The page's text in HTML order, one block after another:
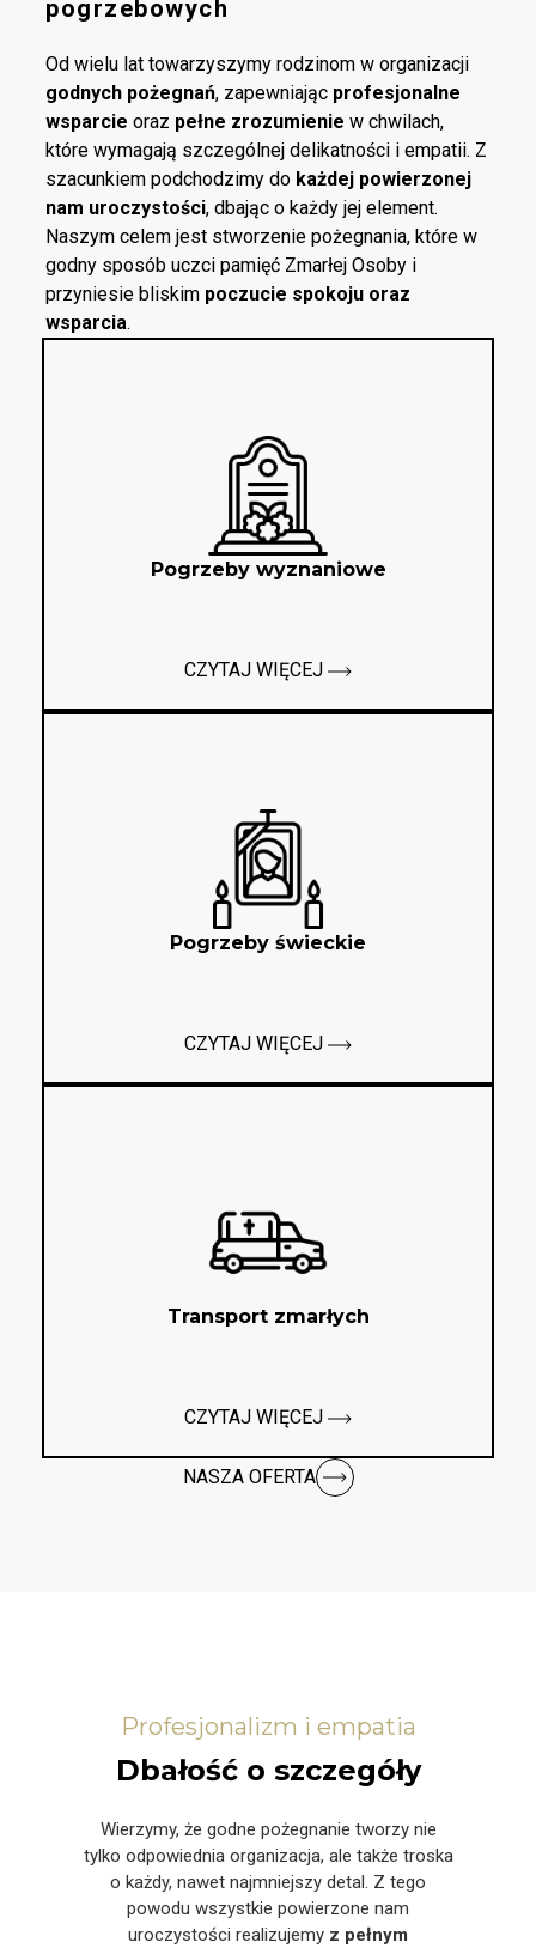
pogrzebowych
Od wielu lat towarzyszymy rodzinom w organizacji
godnych pożegnań, zapewniając profesjonalne
wsparcie oraz pełne zrozumienie w chwilach,
które wymagają szczególnej delikatności i empatii. Z
szacunkiem podchodzimy do każdej powierzonej
nam uroczystości, dbając o każdy jej element.
Naszym celem jest stworzenie pożegnania, które w
godny sposób uczci pamięć Zmarłej Osoby i
przyniesie bliskim poczucie spokoju oraz
wsparcia.
Pogrzeby wyznaniowe
CZYTAJ WIĘCEJ
Pogrzeby świeckie
CZYTAJ WIĘCEJ
Transport zmarłych
CZYTAJ WIĘCEJ
NASZA OFERTA
Profesjonalizm i empatia
Dbałość o szczegóły
Wierzymy, że godne pożegnanie tworzy nie
tylko odpowiednia organizacja, ale także troska
o każdy, nawet najmniejszy detal. Z tego
powodu wszystkie powierzone nam
uroczystości realizujemy z pełnym